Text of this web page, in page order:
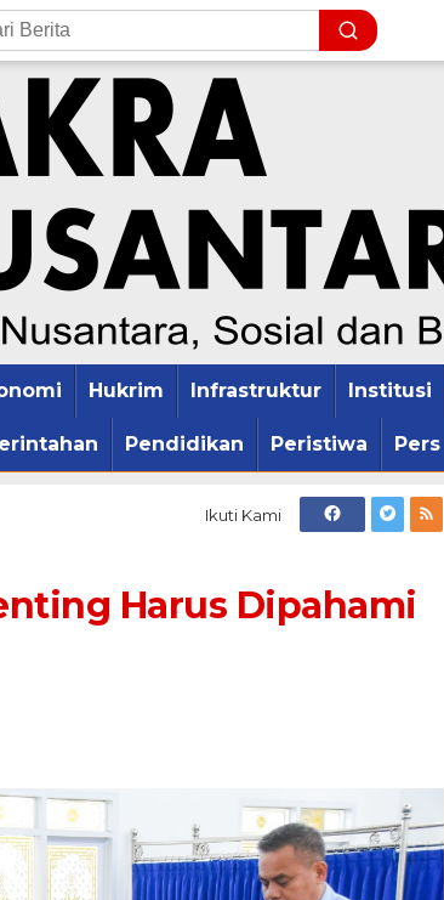
Hukrim Infrastruktur Institusi
Pendidikan Peristiwa Pers
Ikuti Kami
Harus Dipahami